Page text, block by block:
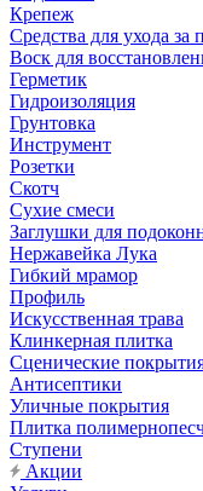
Крепеж
Средства для ухода за
Воск для
Герметик
Гидроизоляция
Грунтовка
Инструмент
Розетки
Скотч
Сухие смеси
Заглушки для
Нержавейка Лука
Гибкий мрамор
Профиль
Искусственная трава
Клинкерная плитка
Сценические
Антисептики
Уличные покрытия
Плитка
Ступени
Акции